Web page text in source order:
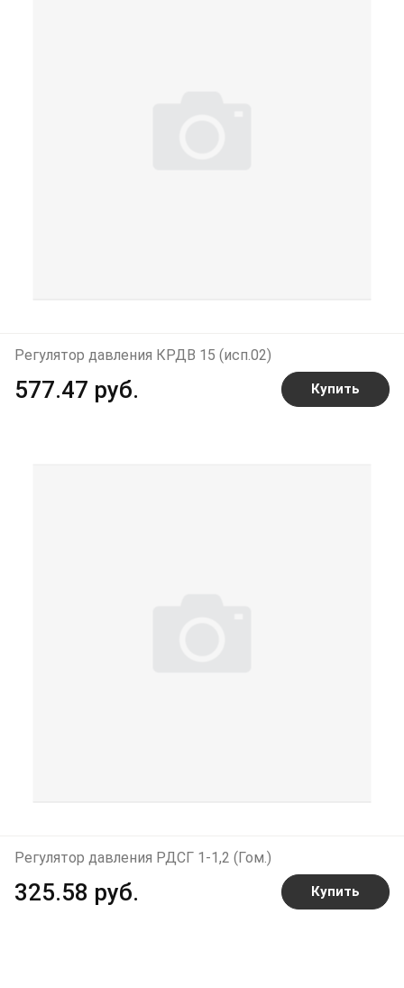
Регулятор давления КРДВ 15 (исп.02)
577.47 руб. Купить
Регулятор давления РДСГ 1-1,2 (Гом.)
325.58 руб. Купить